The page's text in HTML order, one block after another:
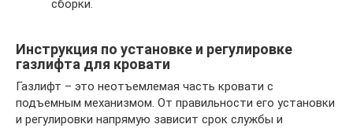
сборки.
Инструкция по установке и регулировке
газлифта для кровати
Газлифт – это неотъемлемая часть кровати с
подъемным механизмом. От правильности его установки
и регулировки напрямую зависит срок службы и